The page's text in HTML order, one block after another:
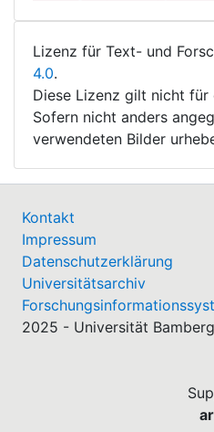
Lizenz für Text- und
4.0.
Diese Lizenz gilt nicht für
Sofern nicht anders
verwendeten Bilder
Kontakt
Impressum
Datenschutzerklärung
Universitätsarchiv
2025 - Universität Bamberg